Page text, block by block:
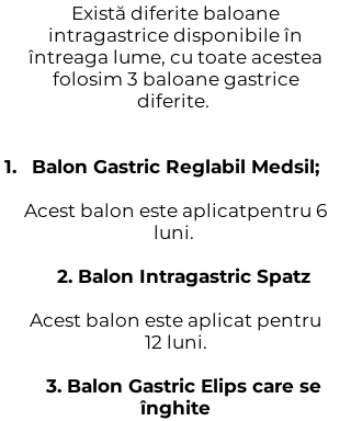
Există diferite baloane
intragastrice disponibile în
întreaga lume, cu toate acestea
folosim 3 baloane gastrice
diferite.
Balon Gastric Reglabil Medsil;
Acest balon este aplicatpentru 6
luni.
2. Balon Intragastric Spatz
Acest balon este aplicat pentru
12 luni.
3. Balon Gastric Elips care se
înghite